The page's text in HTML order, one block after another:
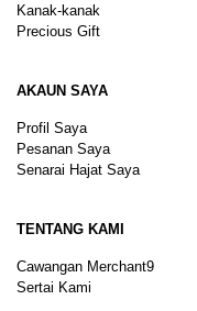
Kanak-kanak
Precious Gift
AKAUN SAYA
Profil Saya
Pesanan Saya
Senarai Hajat Saya
TENTANG KAMI
Cawangan Merchant9
Sertai Kami